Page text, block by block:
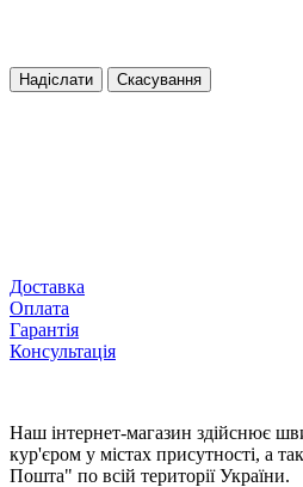
Надіслати Скасування
Доставка
Оплата
Гарантія
Консультація
Наш інтернет-магазин здійснює
кур'єром у містах присутності, а
Пошта" по всій території України.